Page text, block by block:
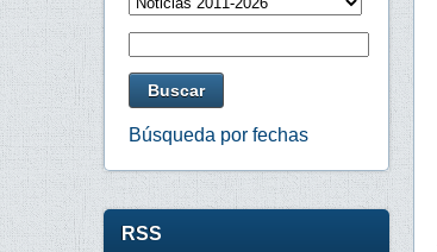
Búsqueda por fechas
RSS